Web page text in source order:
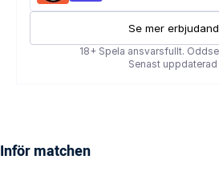
Inför matchen